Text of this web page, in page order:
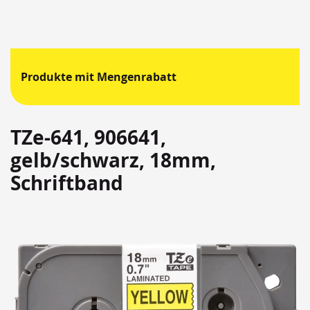
Produkte mit Mengenrabatt
TZe-641, 906641,
gelb/schwarz, 18mm,
Schriftband
Sie
zum
Ende